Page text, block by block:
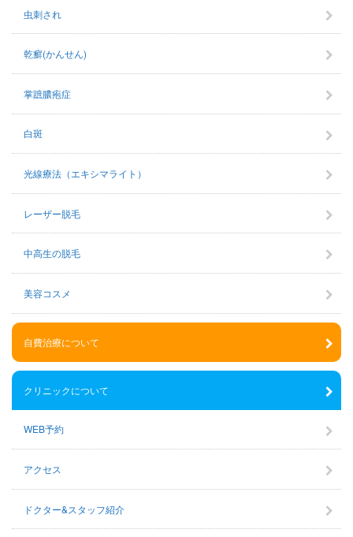
虫刺され
乾癬(かんせん)
掌蹠膿疱症
白斑
光線療法（エキシマライト）
レーザー脱毛
中高生の脱毛
美容コスメ
自費治療について
クリニックについて
WEB予約
アクセス
ドクター&スタッフ紹介